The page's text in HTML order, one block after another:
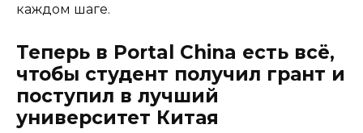
каждом шаге.
Теперь в Portal China есть всё,
чтобы студент получил грант и
поступил в лучший
университет Китая